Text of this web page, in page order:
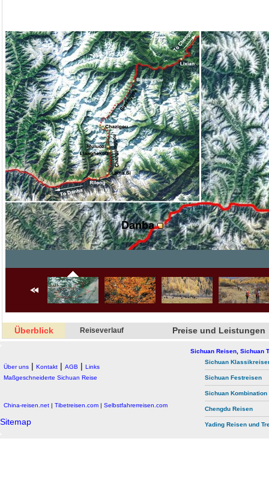
Überblick Reiseverlauf Preise und Leistungen
Über uns | Kontakt | AGB | Links
Maßgeschneiderte Sichuan Reise
Sichuan Reisen, Sichuan
Sichuan
Sichuan Festreisen
Sichuan Kombination
Chengdu Reisen
Yading Reisen und
China-reisen.net | Tibetreisen.com | Selbstfahrerreisen.com
Sitemap